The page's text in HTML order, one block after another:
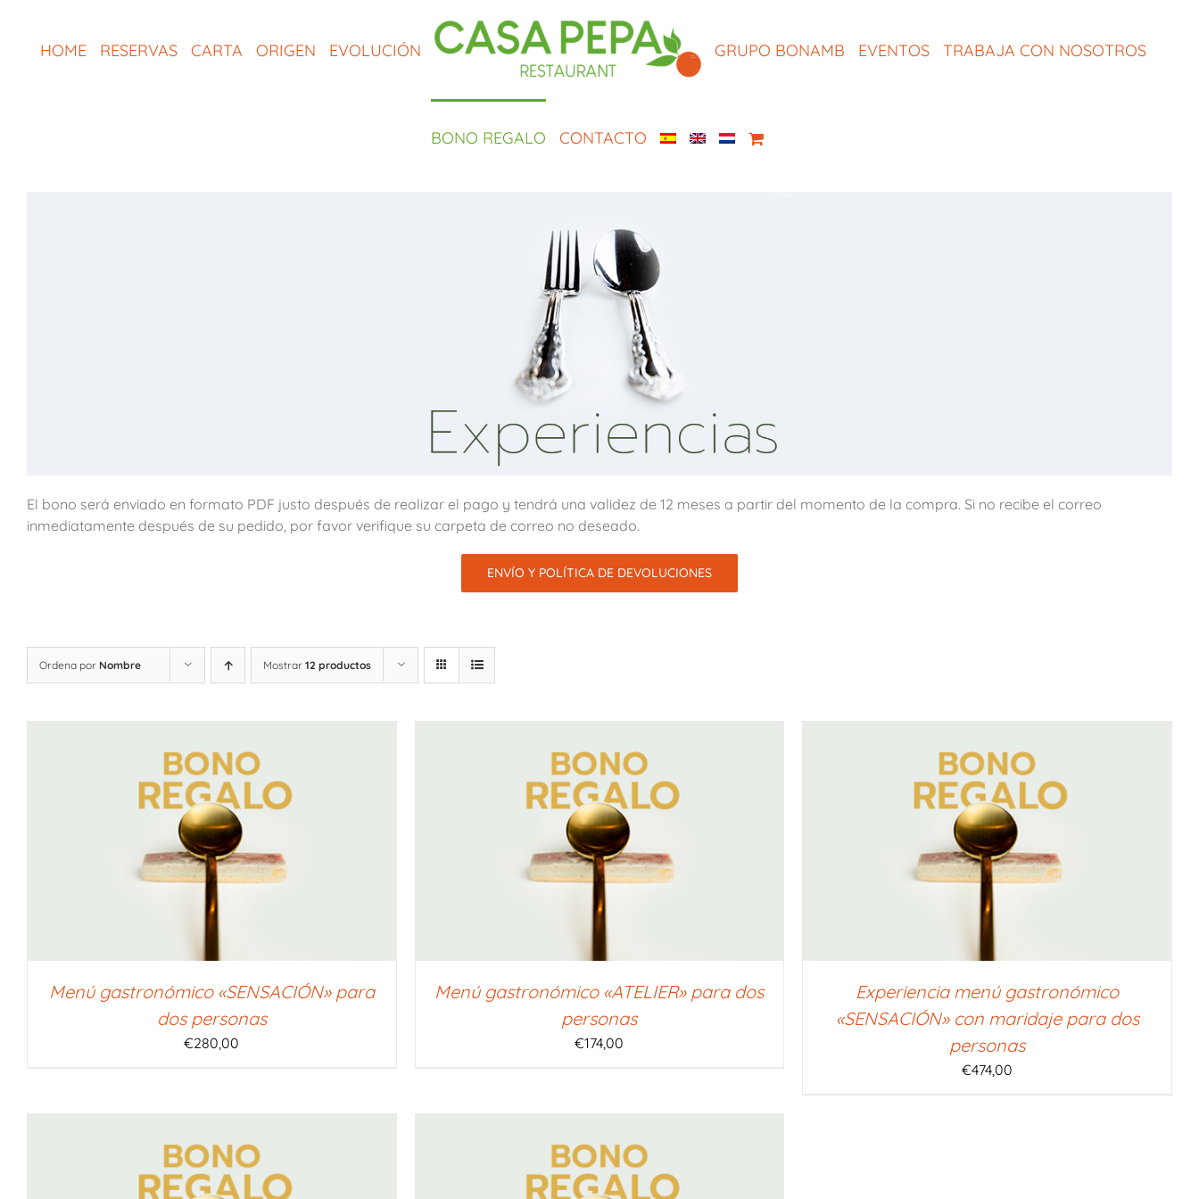
contenidoHOME RESERVAS CARTA ORIGEN EVOLUCIÓN GRUPO BONAMB EVENTOS TRABAJA CON NOSOTROS
BONO REGALO CONTACTO
El bono será enviado en formato PDF justo después de realizar el pago y tendrá una validez de 12 meses a partir del momento de la compra. Si no recibe el correo
inmediatamente después de su pedido, por favor verifique su carpeta de correo no deseado.
ENVÍO Y POLÍTICA DE DEVOLUCIONES
Ordena por Nombre Mostrar 12 productos
Menú gastronómico «SENSACIÓN» para
dos personas
€280,00
SELECCIONAR IMPORTE
Menú gastronómico «ATELIER» para dos
personas
€174,00
SELECCIONAR IMPORTE
Experiencia menú gastronómico
«SENSACIÓN» con maridaje para dos
personas
€474,00